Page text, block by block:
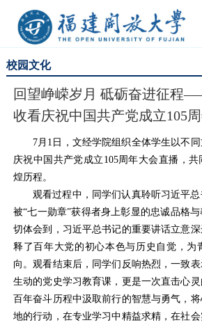
校园文化
回望峥嵘岁月 砥砺奋进征程
收看庆祝中国共产党成立105
7月1日，文经学院组织全体学生以不
庆祝中国共产党成立105周年大会直播，
煌历程。
观看过程中，同学们认真聆听习近平
被“七一勋章”获得者身上彰显的忠诚品格
切体会到，习近平总书记的重要讲话立意
释了百年大党的初心本色与历史自觉，为
向。观看结束后，同学们反响热烈，一致
生动的党史学习教育课，更是一次直击心
百年奋斗历程中汲取前行的智慧与勇气，
地的行动，在专业学习中精益求精，在社